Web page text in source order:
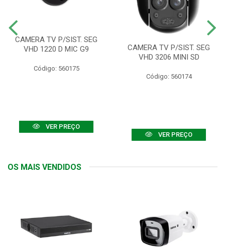
CAMERA TV P/SIST. SEG
VHD 1220 D MIC G9
Código: 560175
VER PREÇO
CAMERA TV P/SIST. SEG
VHD 3206 MINI SD
Código: 560174
VER PREÇO
OS MAIS VENDIDOS